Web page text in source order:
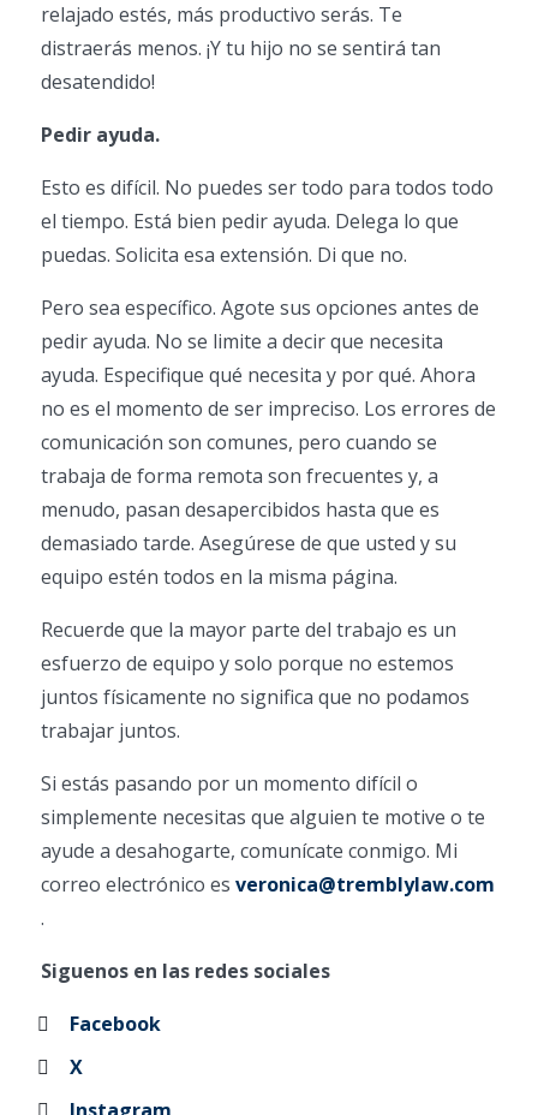
relajado estés, más productivo serás. Te
distraerás menos. ¡Y tu hijo no se sentirá tan
desatendido!
Pedir ayuda.
Esto es difícil. No puedes ser todo para todos todo
el tiempo. Está bien pedir ayuda. Delega lo que
puedas. Solicita esa extensión. Di que no.
Pero sea específico. Agote sus opciones antes de
pedir ayuda. No se limite a decir que necesita
ayuda. Especifique qué necesita y por qué. Ahora
no es el momento de ser impreciso. Los errores de
comunicación son comunes, pero cuando se
trabaja de forma remota son frecuentes y, a
menudo, pasan desapercibidos hasta que es
demasiado tarde. Asegúrese de que usted y su
equipo estén todos en la misma página.
Recuerde que la mayor parte del trabajo es un
esfuerzo de equipo y solo porque no estemos
juntos físicamente no significa que no podamos
trabajar juntos.
Si estás pasando por un momento difícil o
simplemente necesitas que alguien te motive o te
ayude a desahogarte, comunícate conmigo. Mi
correo electrónico esveronica@tremblylaw.com
.
Siguenos en las redes sociales
Facebook
X